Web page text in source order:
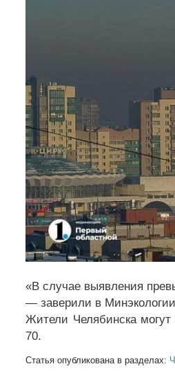
«В случае выявления
— заверили в
Жители Челябинска
70.
Статья опубликована в разделах: